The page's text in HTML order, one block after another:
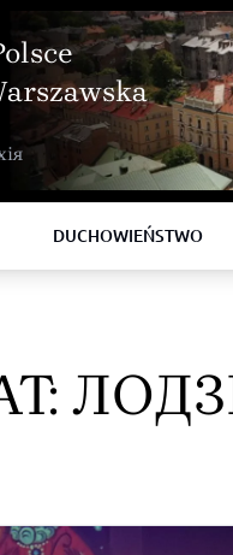
DUCHOWIEŃSTWO
BISKUPI
KSIĘŻA